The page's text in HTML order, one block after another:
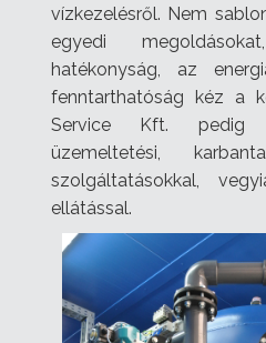
vízkezelésről. Nem
egyedi
hatékonyság, az
fenntarthatóság kéz a
Service Kft. pedig
üzemeltetési,
szolgáltatásokkal,
ellátással.